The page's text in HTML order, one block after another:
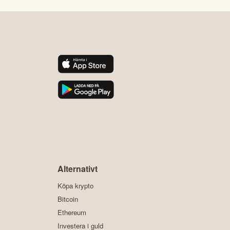
Alternativt
Köpa krypto
Bitcoin
Ethereum
Investera i guld